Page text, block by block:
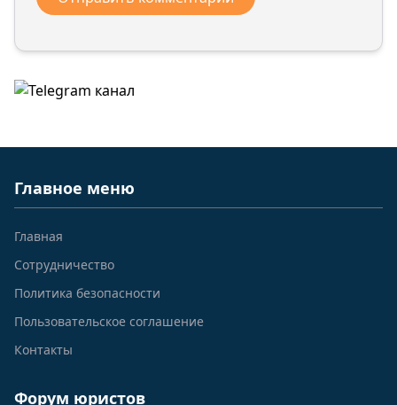
Главное меню
Главная
Сотрудничество
Политика безопасности
Пользовательское соглашение
Контакты
Форум юристов